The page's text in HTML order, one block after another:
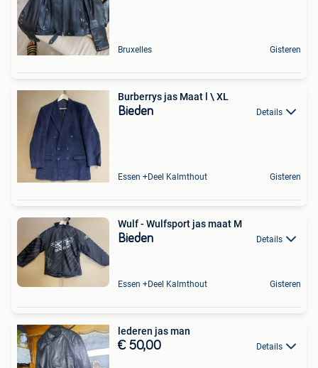
Bruxelles Gisteren
Burberrys jas Maat l \ XL
Bieden Details
Essen +Deel Kalmthout Gisteren
Wulf - Wulfsport jas maat M
Bieden Details
Essen +Deel Kalmthout Gisteren
lederen jas man
€ 50,00 Details